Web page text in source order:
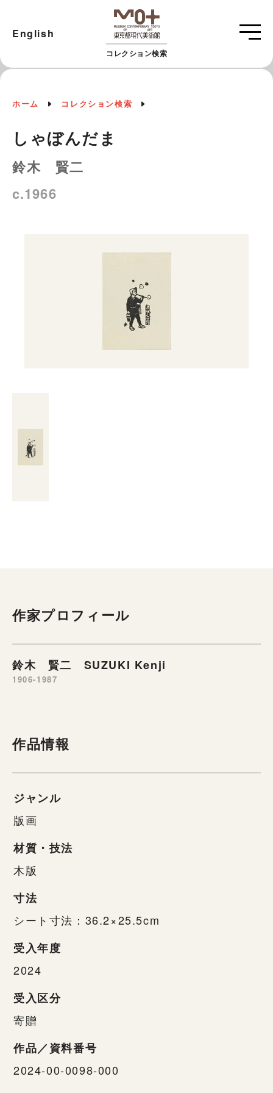
コレクション検索
English
ホーム コレクション検索
しゃぼんだま
鈴木 賢二
c.1966
作家プロフィール
鈴木 賢二 SUZUKI Kenji
1906-1987
作品情報
ジャンル
版画
材質・技法
木版
寸法
シート寸法：36.2×25.5cm
受入年度
2024
受入区分
寄贈
作品／資料番号
2024-00-0098-000